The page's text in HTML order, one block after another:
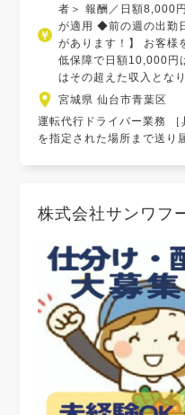
者＞ 報酬／日額8,000
が適用 ◆前の週の出勤
があります！】 お客様
低保障で日額10,000円
はその超えた収入とな
宮城県 仙台市青葉区
運転代行ドライバー業務
を指定された場所まで送り
株式会社サンワフ